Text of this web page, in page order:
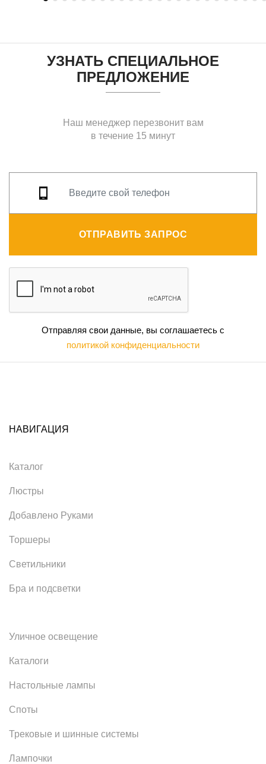
УЗНАТЬ СПЕЦИАЛЬНОЕ
ПРЕДЛОЖЕНИЕ
Наш менеджер перезвонит вам
в течение 15 минут
ОТПРАВИТЬ ЗАПРОС
Отправляя свои данные, вы соглашаетесь с
политикой конфиденциальности
НАВИГАЦИЯ
Каталог
Люстры
Добавлено Руками
Торшеры
Светильники
Бра и подсветки
Уличное освещение
Каталоги
Настольные лампы
Споты
Трековые и шинные системы
Лампочки